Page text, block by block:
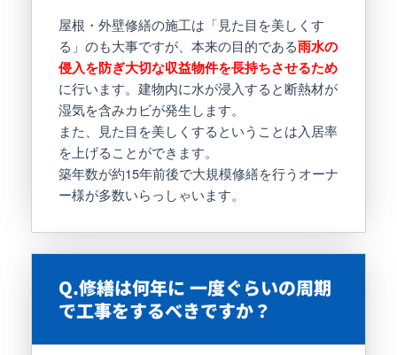
屋根・外壁修繕の施工は「見た目を美しくす
る」のも大事ですが、本来の目的である雨水の
侵入を防ぎ大切な収益物件を長持ちさせるため
に行います。建物内に水が浸入すると断熱材が
湿気を含みカビが発生します。
また、見た目を美しくするということは入居率
を上げることができます。
築年数が約15年前後で大規模修繕を行うオーナ
ー様が多数いらっしゃいます。
Q.修繕は何年に 一度ぐらいの周期
で工事をするべきですか？